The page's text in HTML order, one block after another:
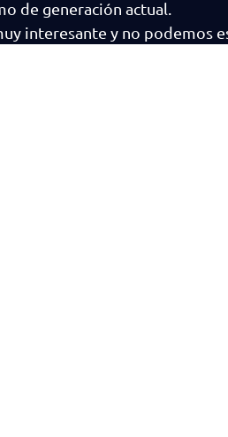
de generación actual.
interesante y no podemos